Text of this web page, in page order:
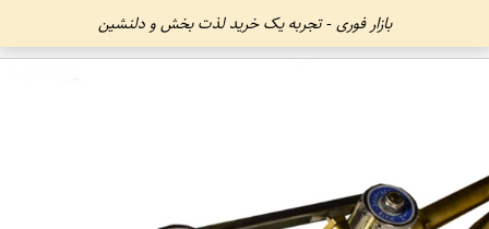
بازار فوری - تجربه یک خرید لذت بخش و دلنشین